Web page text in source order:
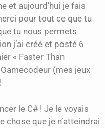
et aujourd’hui je fais
pour tout ce que tu
tu nous permets
j’ai créé et posté 6
« Faster Than
(mes jeux
le C# ! Je le voyais
chose que je n’atteindrai